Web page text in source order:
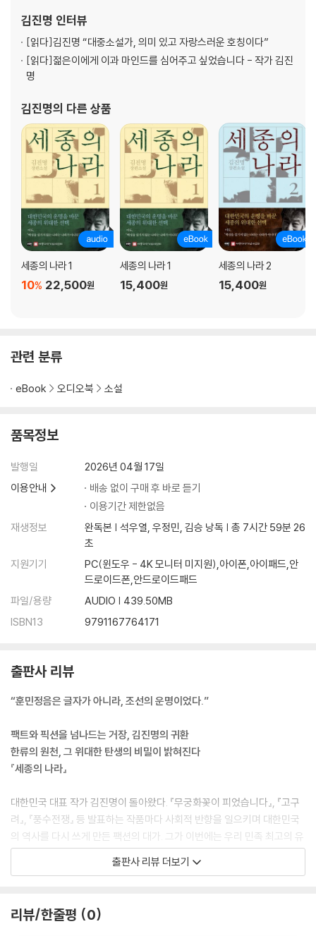
밝힌 『천년의 금서』, 일본의 한반도 침략이 어떤 역사
김진명 인터뷰
[읽다]김진명 “대중소설가, 의미 있고 자랑스러운 호칭이다”
[읽다]젊은이에게 이과 마인드를 심어주고 싶었습니다 - 작가 김진
명
김진명의 다른 상품
세종의 나라 1
22,500원
10%
세종의 나라 1
15,400원
세종의 나라 2
15,400원
관련 분류
eBook 오디오북 소설
품목정보
발행일
2026년 04월 17일
이용안내
배송 없이 구매 후 바로 듣기
이용기간 제한없음
재생정보
완독본 | 석우열, 우정민, 김승 낭독 | 총 7시간 59분 26
초
지원기기
PC(윈도우 - 4K 모니터 미지원),아이폰,아이패드,안
드로이드폰,안드로이드패드
파일/용량
AUDIO | 439.50MB
ISBN13
9791167764171
출판사 리뷰
“훈민정음은 글자가 아니라, 조선의 운명이었다.”
팩트와 픽션을 넘나드는 거장, 김진명의 귀환
한류의 원천, 그 위대한 탄생의 비밀이 밝혀진다
『세종의 나라』
대한민국 대표 작가 김진명이 돌아왔다. 『무궁화꽃이 피었습니다』, 『고구
려』, 『풍수전쟁』 등 발표하는 작품마다 사회적 반향을 일으키며 대한민국
의 역사를 다시 쓰게 만든 팩션의 대가. 그가 이번에는 우리 민족 최고의 유
산 ‘한글’을 들고 왔다.
해, 사대주의에 젖은 기득권 신료들의 반대를 뚫고, 어떻게 왕 혼자서 이토
출판사 리뷰 더보기
리뷰/한줄평 0